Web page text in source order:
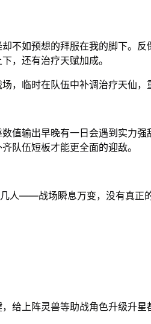
不如预想的拜服在我的脚下。反
，还有治疗天赋加成。
，临时在队伍中补调治疗天仙，
值输出早晚有一日会遇到实力强
队伍短板才能更全面的迎敌。
人——战场瞬息万变，没有真正
给上阵灵兽等助战角色升级升星